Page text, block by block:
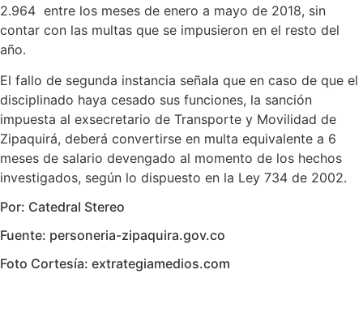
2.964 entre los meses de enero a mayo de 2018, sin
contar con las multas que se impusieron en el resto del
año.
El fallo de segunda instancia señala que en caso de que el
disciplinado haya cesado sus funciones, la sanción
impuesta al exsecretario de Transporte y Movilidad de
Zipaquirá, deberá convertirse en multa equivalente a 6
meses de salario devengado al momento de los hechos
investigados, según lo dispuesto en la Ley 734 de 2002.
Por: Catedral Stereo
Fuente: personeria-zipaquira.gov.co
Foto Cortesía: extrategiamedios.com